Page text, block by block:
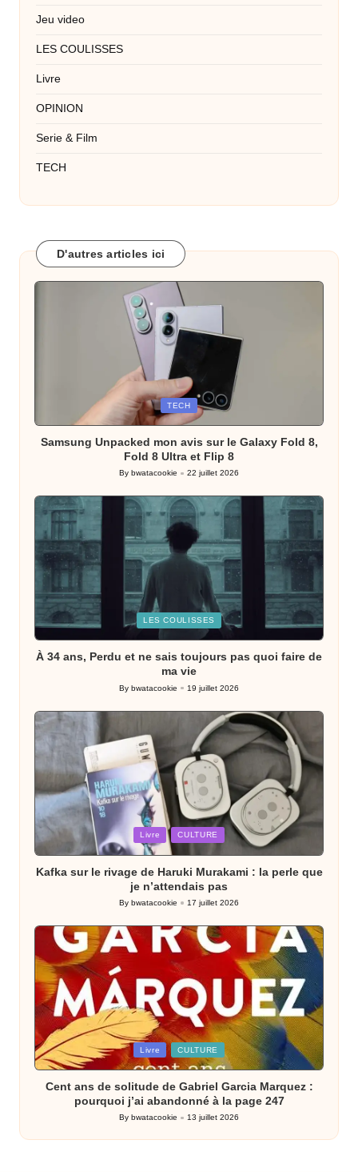
Jeu video
LES COULISSES
Livre
OPINION
Serie & Film
TECH
D'autres articles ici
TECH
Samsung Unpacked mon avis sur le Galaxy Fold 8,
Fold 8 Ultra et Flip 8
Posted
By bwatacookie 22 juillet 2026
LES COULISSES
À 34 ans, Perdu et ne sais toujours pas quoi faire de
ma vie
Posted
By bwatacookie 19 juillet 2026
Posted
Livre CULTURE
Kafka sur le rivage de Haruki Murakami : la perle que
je n’attendais pas
Posted
By bwatacookie 17 juillet 2026
Posted
in
Livre CULTURE
Cent ans de solitude de Gabriel Garcia Marquez :
pourquoi j’ai abandonné à la page 247
Posted
by
By bwatacookie 13 juillet 2026